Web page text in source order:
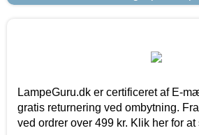
LampeGuru.dk er certificeret af E-
gratis returnering ved ombytning.
ved ordrer over 499 kr. Klik her for